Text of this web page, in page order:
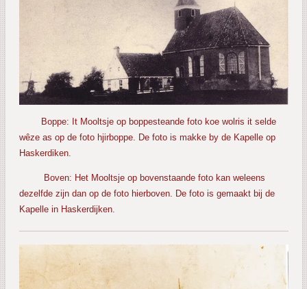
Boppe: It Mooltsje op boppesteande foto koe wolris it selde
wêze as op de foto hjirboppe. De foto is makke by de Kapelle op
Haskerdiken.
Boven: Het Mooltsje op bovenstaande foto kan weleens
dezelfde zijn dan op de foto hierboven. De foto is gemaakt bij de
Kapelle in Haskerdijken.